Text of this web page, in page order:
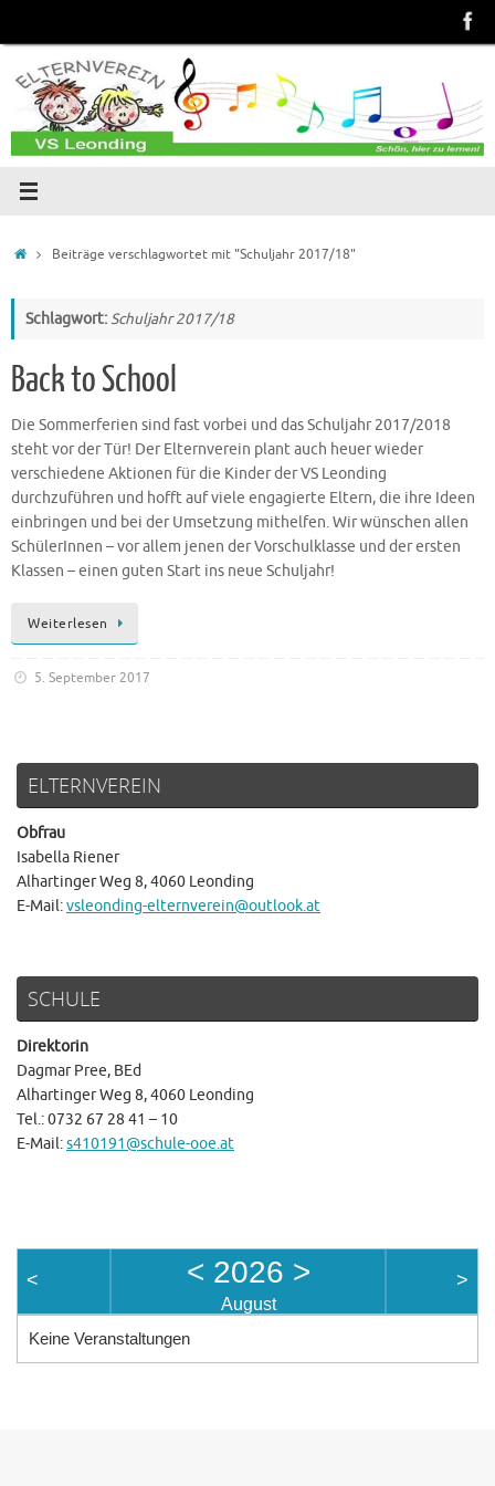
springen
StartBeiträge verschlagwortet mit "Schuljahr 2017/18"
Schlagwort:Schuljahr 2017/18
Back to School
Die Sommerferien sind fast vorbei und das Schuljahr 2017/2018
steht vor der Tür! Der Elternverein plant auch heuer wieder
verschiedene Aktionen für die Kinder der VS Leonding
durchzuführen und hofft auf viele engagierte Eltern, die ihre Ideen
einbringen und bei der Umsetzung mithelfen. Wir wünschen allen
SchülerInnen – vor allem jenen der Vorschulklasse und der ersten
Klassen – einen guten Start ins neue Schuljahr!
Weiterlesen
5. September 2017
ELTERNVEREIN
Obfrau
Isabella Riener
Alhartinger Weg 8, 4060 Leonding
E-Mail:vsleonding-elternverein@outlook.at
SCHULE
Direktorin
Dagmar Pree, BEd
Alhartinger Weg 8, 4060 Leonding
Tel.: 0732 67 28 41 – 10
E-Mail:s410191@schule-ooe.at
< < 2026 >
August
>
Keine Veranstaltungen